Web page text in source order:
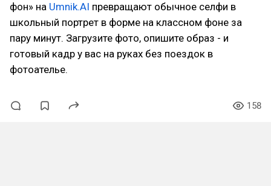
фон» на Umnik.AI превращают обычное селфи в
школьный портрет в форме на классном фоне за
пару минут. Загрузите фото, опишите образ - и
готовый кадр у вас на руках без поездок в
фотоателье.
158